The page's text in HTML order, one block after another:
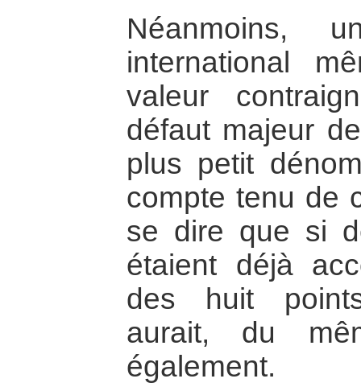
Néanmoins,
international
valeur
défaut majeur
plus petit
compte tenu de
se dire que si
étaient déjà
des huit
aurait, du
également.